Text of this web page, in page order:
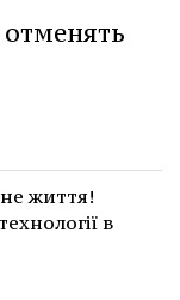
життя!
в